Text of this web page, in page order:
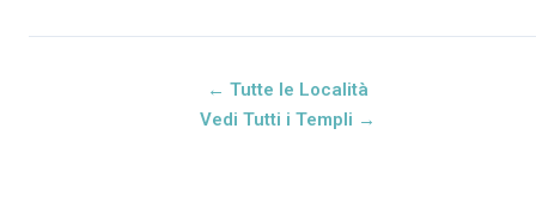
← Tutte le Località
Vedi Tutti i Templi →